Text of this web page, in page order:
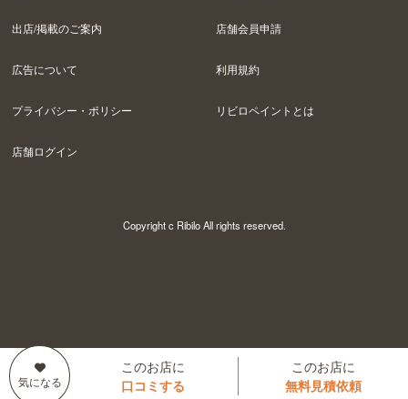
このお店に
口コミする
このお店に
無料見積依頼
出店/掲載のご案内 店舗会員申請
広告について 利用規約
プライバシー・ポリシー リビロペイントとは
店舗ログイン
Copyright c Ribilo All rights reserved.